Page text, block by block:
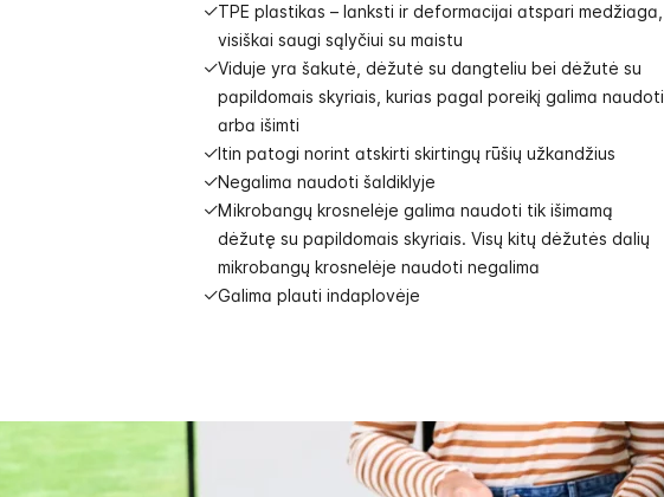
TPE plastikas – lanksti ir deformacijai atspari medžiaga,
visiškai saugi sąlyčiui su maistu
Viduje yra šakutė, dėžutė su dangteliu bei dėžutė su
papildomais skyriais, kurias pagal poreikį galima naudoti
arba išimti
Itin patogi norint atskirti skirtingų rūšių užkandžius
Negalima naudoti šaldiklyje
Mikrobangų krosnelėje galima naudoti tik išimamą
dėžutę su papildomais skyriais. Visų kitų dėžutės dalių
mikrobangų krosnelėje naudoti negalima
Galima plauti indaplovėje